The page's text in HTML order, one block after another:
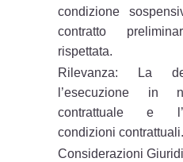
condizione
contratto
rispettata.
Rilevanza: La
l’esecuzione in
contrattuale e
condizioni contrattuali.
Considerazioni